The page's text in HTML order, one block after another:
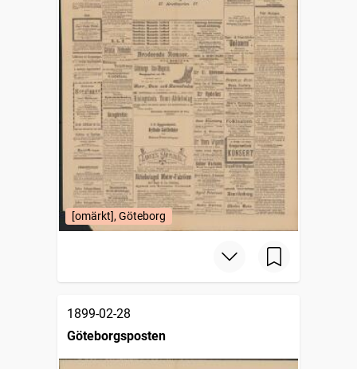
[omärkt], Göteborg
1899-02-28
Göteborgsposten